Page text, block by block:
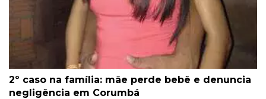
2º caso na família: mãe perde bebê e denuncia
negligência em Corumbá